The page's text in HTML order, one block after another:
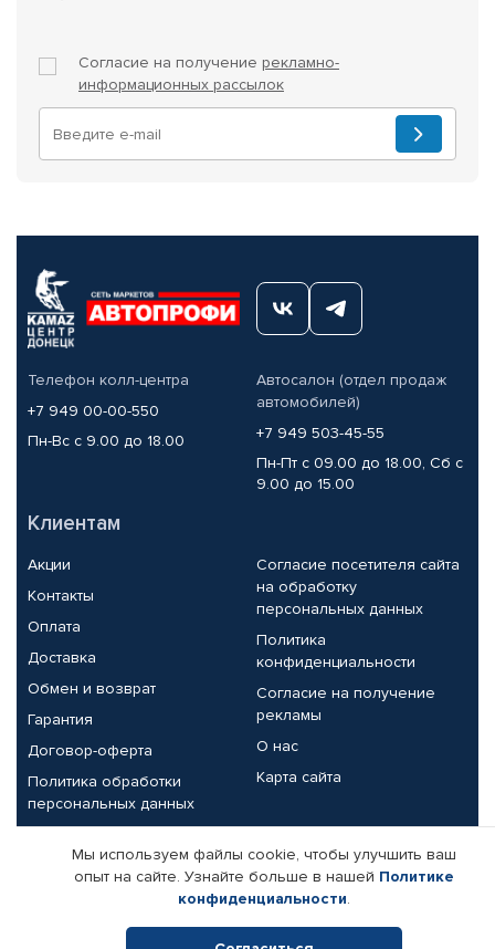
Согласие на получение рекламно-
информационных рассылок
Телефон колл-центра
+7 949 00-00-550
Пн-Вс с 9.00 до 18.00
Автосалон (отдел продаж
автомобилей)
+7 949 503-45-55
Пн-Пт с 09.00 до 18.00, Сб с
9.00 до 15.00
Клиентам
Акции
Контакты
Оплата
Доставка
Обмен и возврат
Гарантия
Договор-оферта
Политика обработки
персональных данных
Согласие посетителя сайта
на обработку
персональных данных
Политика
конфиденциальности
Согласие на получение
рекламы
О нас
Карта сайта
Партнерам
Корпоративным клиентам
Поставщикам
Реквизиты компании
Мы используем файлы cookie, чтобы улучшить ваш
опыт на сайте. Узнайте больше в нашей Политике
конфиденциальности.